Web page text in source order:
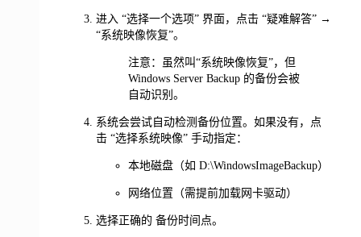
进入 “选择一个选项” 界面，点击 “疑难解答” →
“系统映像恢复”。
注意：虽然叫“系统映像恢复”，但
Windows Server Backup 的备份会被
自动识别。
系统会尝试自动检测备份位置。如果没有，点
击 “选择系统映像” 手动指定：
本地磁盘（如 D:\WindowsImageBackup）
网络位置（需提前加载网卡驱动）
选择正确的 备份时间点。